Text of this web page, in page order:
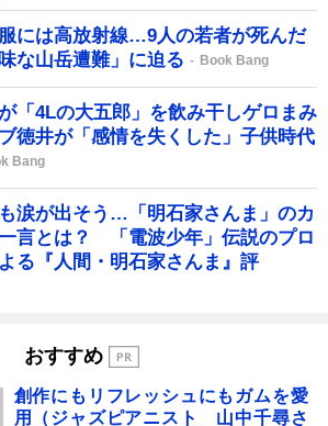
には高放射線…9人の若者が死んだ
な山岳遭難」に迫る
Book Bang
「4Lの大五郎」を飲み干しゲロまみ
徳井が「感情を失くした」子供時代
Bang
涙が出そう…「明石家さんま」のカ
言とは？ 「電波少年」伝説のプロ
る『人間・明石家さんま』評
おすすめ
創作にもリフレッシュにもガムを愛
用（ジャズピアニスト 山中千尋さ